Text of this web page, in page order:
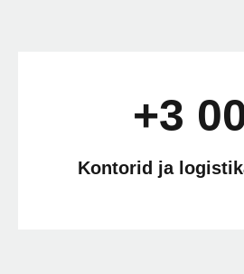
+3
Kontorid ja